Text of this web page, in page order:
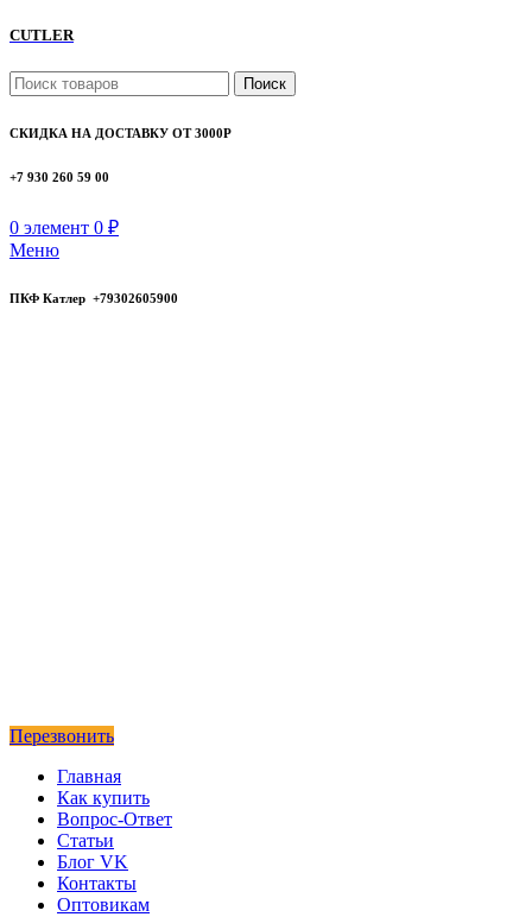
CUTLER
Поиск
СКИДКА НА ДОСТАВКУ ОТ 3000Р
+7 930 260 59 00
0 элемент 0 ₽
Меню
ПКФ Катлер +79302605900
Перезвонить
Главная
Как купить
Вопрос-Ответ
Статьи
Блог VK
Контакты
Оптовикам